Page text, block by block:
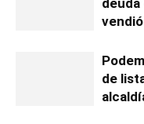
deuda
de